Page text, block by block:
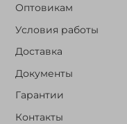
Оптовикам
Условия работы
Доставка
Документы
Гарантии
Контакты